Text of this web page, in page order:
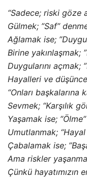
“Sadece; riski göze
Gülmek; ”Saf”
Ağlamak ise;
Birine yakınlaşmak;
Duygularını
Hayalleri ve
“Onları başkalarına
Sevmek; “Karşılık
Yaşamak ise;
Umutlanmak; “Hayal
Çabalamak ise;
Ama riskler
Çünkü hayatımızın